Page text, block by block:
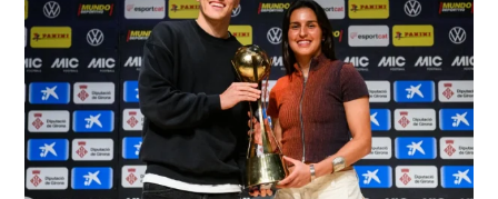
Kika
Nazareth,
padrins
de
luxe
del
MICFootball
2026